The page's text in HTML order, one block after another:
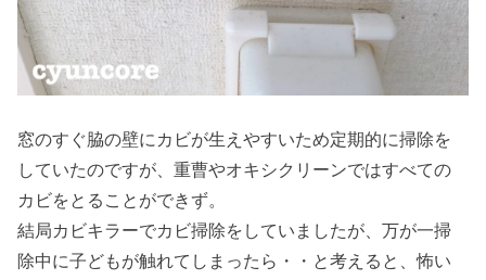
窓のすぐ脇の壁にカビが生えやすいため定期的に掃除を
していたのですが、重曹やオキシクリーンではすべての
カビをとることができず。
結局カビキラーでカビ掃除をしていましたが、万が一掃
除中に子どもが触れてしまったら・・と考えると、怖い